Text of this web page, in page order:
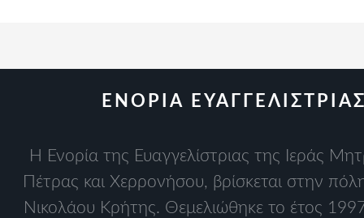
ΕΝΟΡΙΑ
Η Ενορία της Ευαγγελίστριας της Ιεράς
Πέτρας και Χερρονήσου, βρίσκεται στην
Νικολάου Κρήτης. Θεμελιώθηκε το έτος